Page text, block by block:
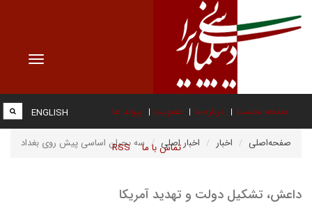
Toggle
صفحه نخست درباره ما عضویت پیوند ها
تماس با ما RSS
ENGLISH
صفحه‌اصلی اخبار اخبار اصلی سه بحران اساسی پیش روی بغداد
داعش، تشکیل دولت و تهدید آمریکا